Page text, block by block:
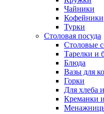
Чайники
Кофейники
Турки
Столовая посуда
Столовые
Тарелки и
Блюда
Вазы для
Горки
Для хлеба
Креманки